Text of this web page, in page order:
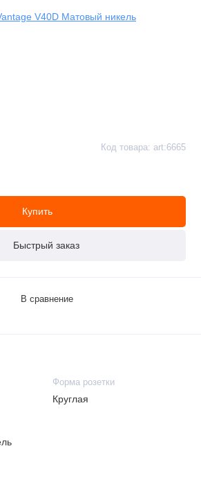
Код товара: art:6665
Купить
Быстрый заказ
В сравнение
Форма розетки
Круглая